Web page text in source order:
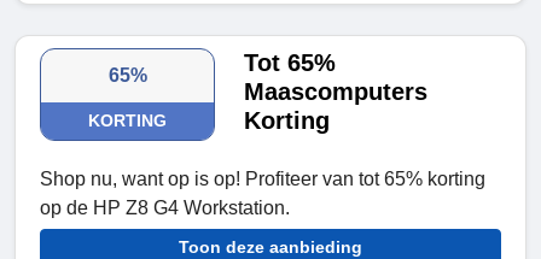
65%
KORTING
Tot 65%
Maascomputers
Korting
Shop nu, want op is op! Profiteer van tot 65% korting
op de HP Z8 G4 Workstation.
Toon deze aanbieding